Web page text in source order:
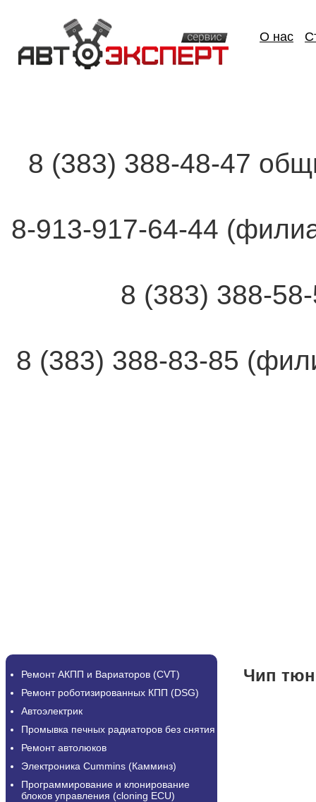
О нас
8 (383) 388-48-47
8-913-917-64-44
8 (383) 388-
8 (383) 388-83-85
Ремонт АКПП и Вариаторов (CVT)
Ремонт роботизированных КПП (DSG)
Автоэлектрик
Промывка печных радиаторов без снятия
Ремонт автолюков
Электроника Cummins (Камминз)
Программирование и клонирование
блоков управления (cloning ECU)
Чип